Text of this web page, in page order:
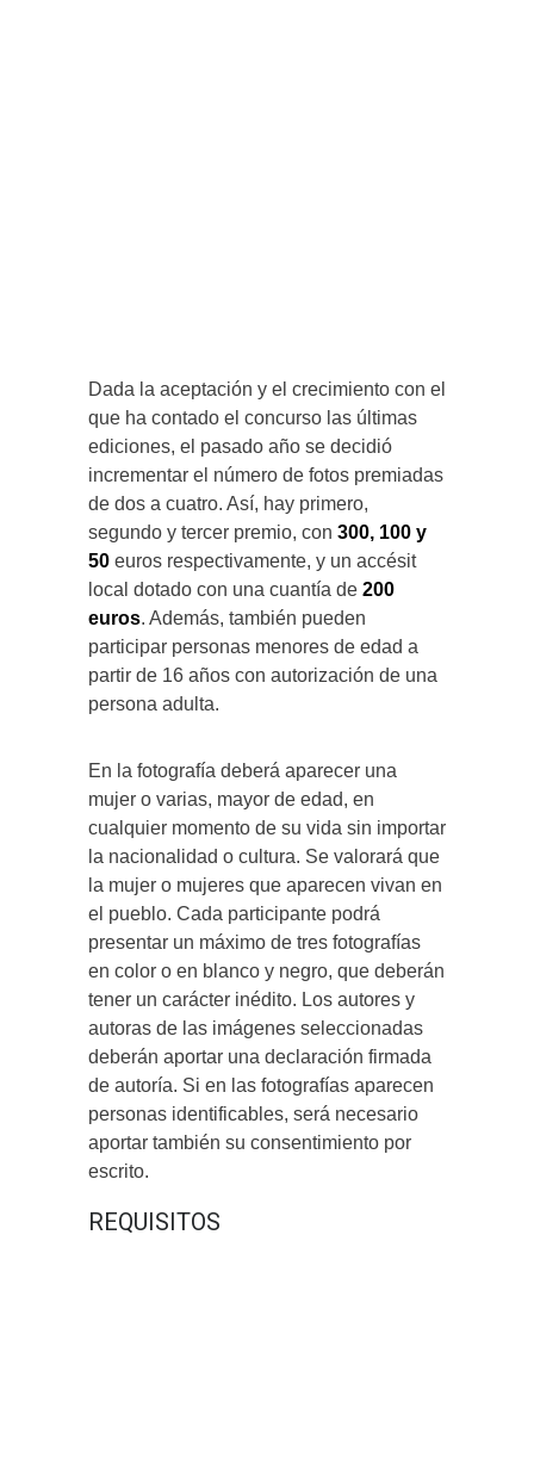
Dada la aceptación y el crecimiento con el
que ha contado el concurso las últimas
ediciones, el pasado año se decidió
incrementar el número de fotos premiadas
de dos a cuatro. Así, hay primero,
segundo y tercer premio, con 300, 100 y
50 euros respectivamente, y un accésit
local dotado con una cuantía de 200
euros. Además, también pueden
participar personas menores de edad a
partir de 16 años con autorización de una
persona adulta.
En la fotografía deberá aparecer una
mujer o varias, mayor de edad, en
cualquier momento de su vida sin importar
la nacionalidad o cultura. Se valorará que
la mujer o mujeres que aparecen vivan en
el pueblo. Cada participante podrá
presentar un máximo de tres fotografías
en color o en blanco y negro, que deberán
tener un carácter inédito. Los autores y
autoras de las imágenes seleccionadas
deberán aportar una declaración firmada
de autoría. Si en las fotografías aparecen
personas identificables, será necesario
aportar también su consentimiento por
escrito.
REQUISITOS